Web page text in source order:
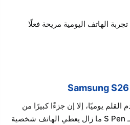
الهاتف اليومية مريحة فعلًا
يوميًا، إلا إن جزءًا كبيرًا من
المستخدمين يرى إن وجود الـ S Pen ما زال يعطي الهاتف شخصية